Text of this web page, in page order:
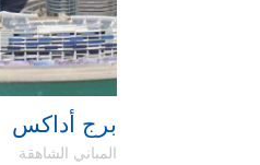
برج أداكس
المباني الشاهقة